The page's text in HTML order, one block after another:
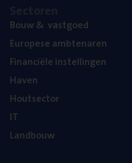
Bouw& vastgoed
Euro­pe­se ambtenaren
Finan­ci­ë­le instellingen
Haven
Hout­sec­tor
IT
Land­bouw